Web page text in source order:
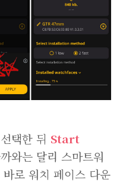
택한 뒤 Start
와는 달리 스마트워
로 워치 페이스 다운